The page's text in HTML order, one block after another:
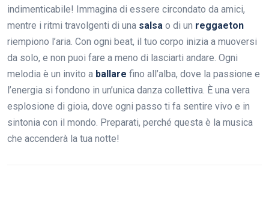
indimenticabile! Immagina di essere circondato da amici,
mentre i ritmi travolgenti di una salsa o di un reggaeton
riempiono l’aria. Con ogni beat, il tuo corpo inizia a muoversi
da solo, e non puoi fare a meno di lasciarti andare. Ogni
melodia è un invito a ballare fino all’alba, dove la passione e
l’energia si fondono in un’unica danza collettiva. È una vera
esplosione di gioia, dove ogni passo ti fa sentire vivo e in
sintonia con il mondo. Preparati, perché questa è la musica
che accenderà la tua notte!